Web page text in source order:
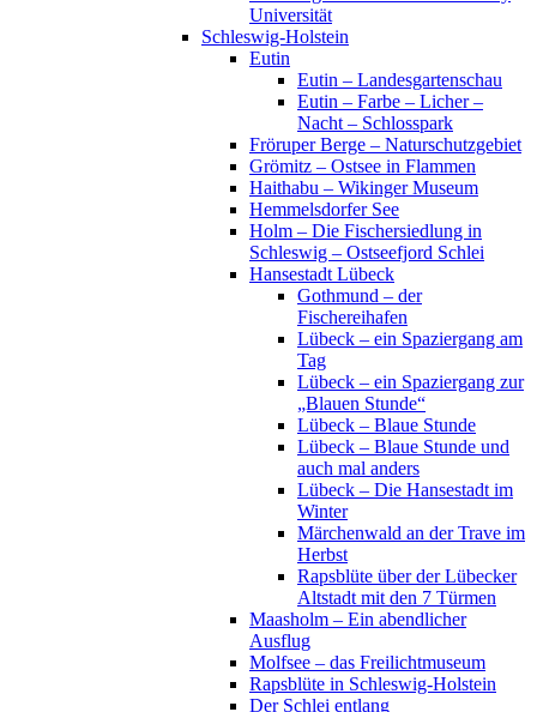
Universität
Schleswig-Holstein
Eutin
Eutin – Landesgartenschau
Eutin – Farbe – Licher –
Nacht – Schlosspark
Fröruper Berge – Naturschutzgebiet
Grömitz – Ostsee in Flammen
Haithabu – Wikinger Museum
Hemmelsdorfer See
Holm – Die Fischersiedlung in
Schleswig – Ostseefjord Schlei
Hansestadt Lübeck
Gothmund – der
Fischereihafen
Lübeck – ein Spaziergang am
Tag
Lübeck – ein Spaziergang zur
„Blauen Stunde“
Lübeck – Blaue Stunde
Lübeck – Blaue Stunde und
auch mal anders
Lübeck – Die Hansestadt im
Winter
Märchenwald an der Trave im
Herbst
Rapsblüte über der Lübecker
Altstadt mit den 7 Türmen
Maasholm – Ein abendlicher
Ausflug
Molfsee – das Freilichtmuseum
Rapsblüte in Schleswig-Holstein
Der Schlei entlang